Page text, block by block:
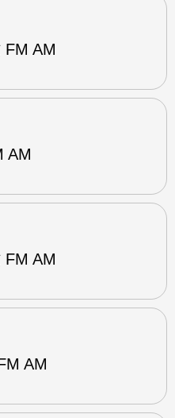
FM AM
AM
FM AM
AM